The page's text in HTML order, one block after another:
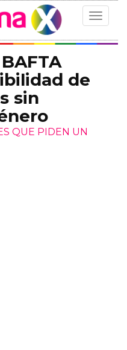
Toggle
de
sin
QUE PIDEN UN